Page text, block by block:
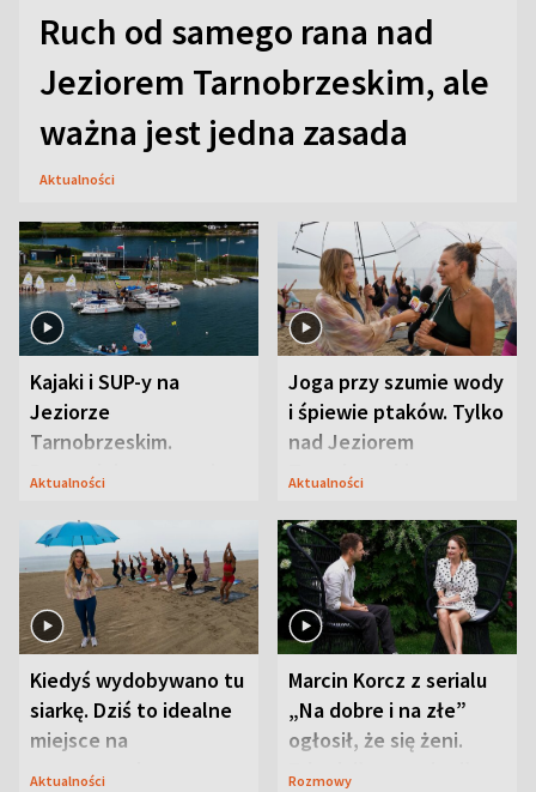
Ruch od samego rana nad
Jeziorem Tarnobrzeskim, ale
ważna jest jedna zasada
Aktualności
Kajaki i SUP-y na
Jeziorze
Tarnobrzeskim.
Przyrodnicy zwracają
Aktualności
Joga przy szumie wody
i śpiewie ptaków. Tylko
nad Jeziorem
Tarnobrzeskim
Aktualności
Kiedyś wydobywano tu
siarkę. Dziś to idealne
miejsce na
wypoczynek
Aktualności
Marcin Korcz z serialu
„Na dobre i na złe”
ogłosił, że się żeni.
Zdradził, co zmienił
Rozmowy